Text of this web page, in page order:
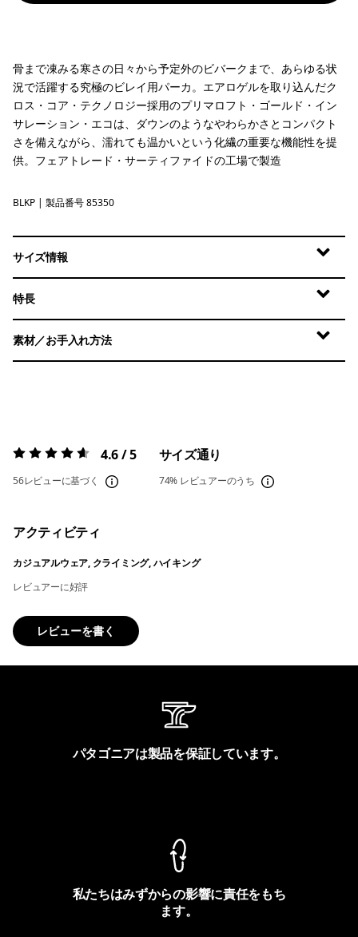
骨まで凍みる寒さの日々から予定外のビバークまで、あらゆる状
況で活躍する究極のビレイ用パーカ。エアロゲルを取り込んだク
ロス・コア・テクノロジー採用のプリマロフト・ゴールド・イン
サレーション・エコは、ダウンのようなやわらかさとコンパクト
さを備えながら、濡れても温かいという化繊の重要な機能性を提
供。フェアトレード・サーティファイドの工場で製造
Black w/P6 Blue
BLKP | 製品番号 85350
サイズ情報
特長
素材／お手入れ方法
評価:4.6 / 5 4.6 / 5
56レビューに基づく
サイズ通り
74% レビュアーのうち
アクティビティ
カジュアルウェア, クライミング, ハイキング
レビュアーに好評
レビューを書く
パタゴニアは製品を保証しています。
私たちはみずからの影響に責任をもち
ます。